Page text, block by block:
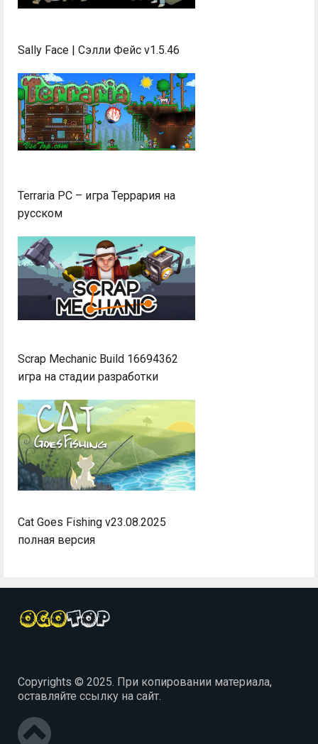
Sally Face | Сэлли Фейс v1.5.46
Terraria PC – игра Террария на
русском
Scrap Mechanic Build 16694362
игра на стадии разработки
Cat Goes Fishing v23.08.2025
полная версия
Copyrights © 2025. При копировании материала,
оставляйте ссылку на сайт.